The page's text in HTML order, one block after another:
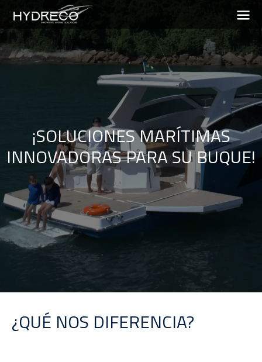
¡SOLUCIONES MARÍTIMAS
INNOVADORAS PARA SU BUQUE!
¿QUÉ NOS DIFERENCIA?